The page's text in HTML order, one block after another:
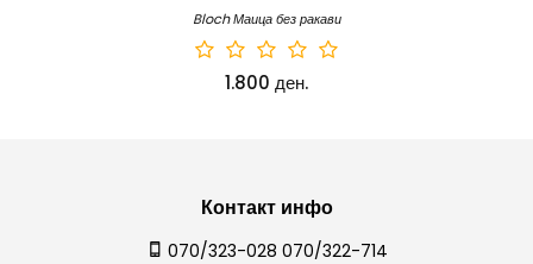
Bloch Маица без ракави
1.800 ден.
Контакт инфо
070/323-028 070/322-714